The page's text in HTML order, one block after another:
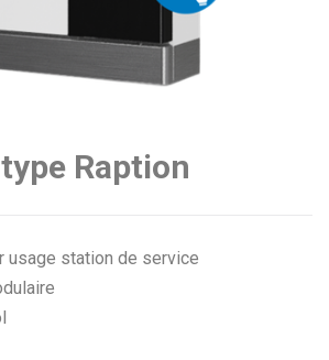
Raption
usage station de service